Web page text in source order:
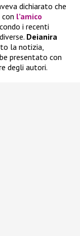
dichiarato che
l’amico
i recenti
Deianira
la notizia,
presentato con
degli autori.